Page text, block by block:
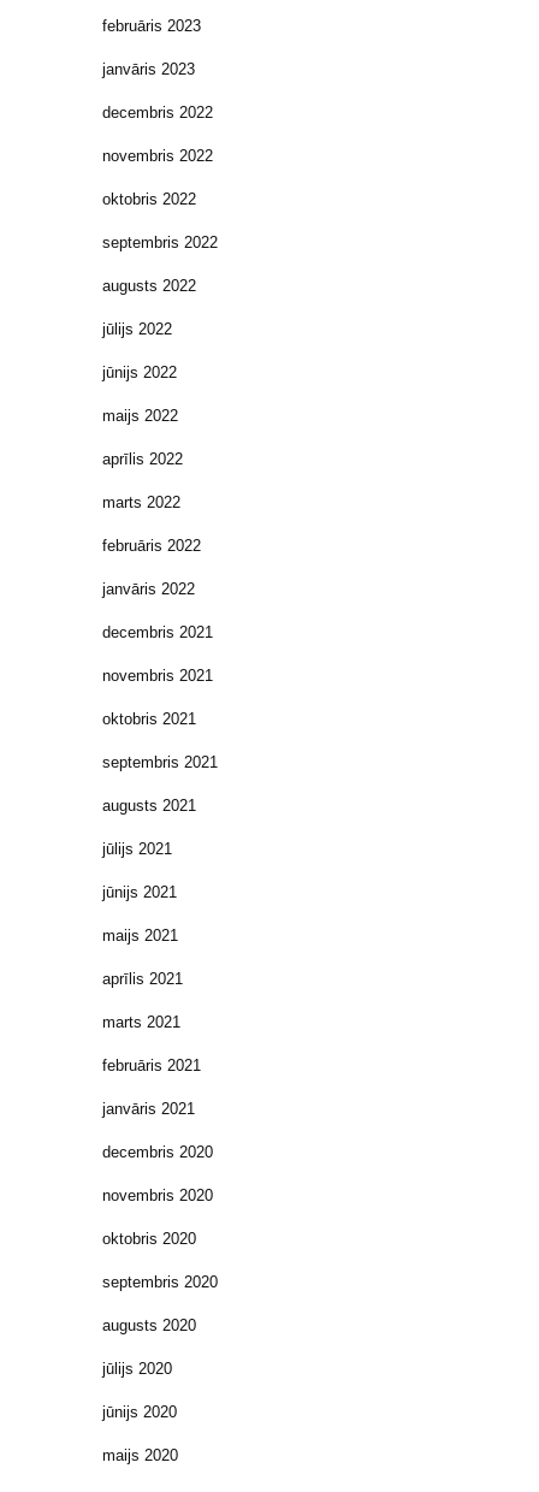
februāris 2023
janvāris 2023
decembris 2022
novembris 2022
oktobris 2022
septembris 2022
augusts 2022
jūlijs 2022
jūnijs 2022
maijs 2022
aprīlis 2022
marts 2022
februāris 2022
janvāris 2022
decembris 2021
novembris 2021
oktobris 2021
septembris 2021
augusts 2021
jūlijs 2021
jūnijs 2021
maijs 2021
aprīlis 2021
marts 2021
februāris 2021
janvāris 2021
decembris 2020
novembris 2020
oktobris 2020
septembris 2020
augusts 2020
jūlijs 2020
jūnijs 2020
maijs 2020